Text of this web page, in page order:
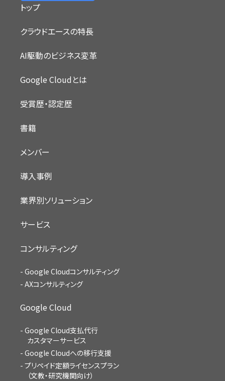
トップ
クラウドエースの特長
AI駆動のビジネス変革
Google Cloudとは
受賞歴・認定歴
書籍
メンバー
導入事例
業界別ソリューション
サービス
コンサルティング
Google Cloudコンサルティング
AXコンサルティング
Google Cloud
Google Cloud支払代行
カスタマーサービス
Google Cloudへの移行支援
プリペイド定額ライセンスプラン
（文教・研究機関向け）